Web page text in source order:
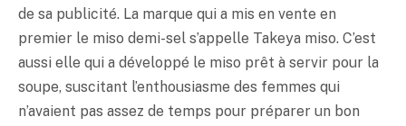
de sa publicité. La marque qui a mis en vente en
premier le miso demi-sel s’appelle Takeya miso. C’est
aussi elle qui a développé le miso prêt à servir pour la
soupe, suscitant l’enthousiasme des femmes qui
n’avaient pas assez de temps pour préparer un bon